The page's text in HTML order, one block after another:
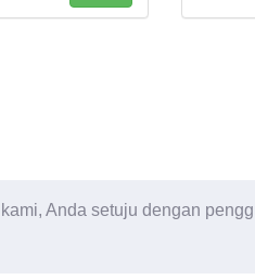
Anda setuju dengan